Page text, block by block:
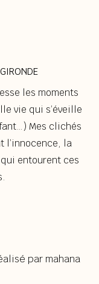
les moments
vie qui s’éveille
Mes clichés
l’innocence, la
entourent ces
par mahana